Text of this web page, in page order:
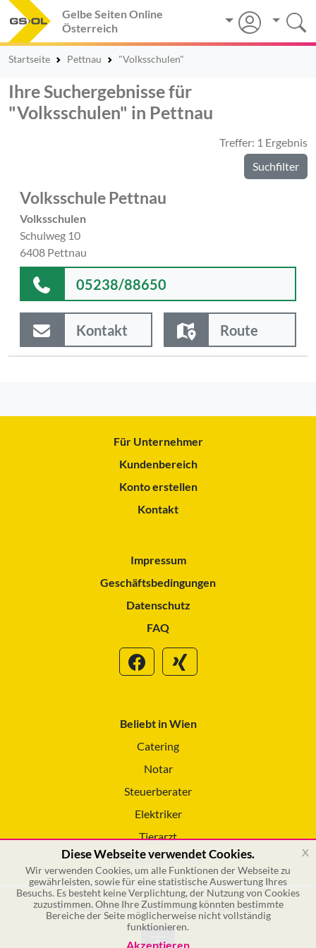
Gelbe Seiten Online
Österreich
Startseite Pettnau "Volksschulen"
Ihre Suchergebnisse für
"Volksschulen" in Pettnau
Treffer: 1 Ergebnis
Suchfilter
Volksschule Pettnau
Volksschulen
Schulweg 10
6408 Pettnau
05238/88650
Kontakt Route
Für Unternehmer
Kundenbereich
Konto erstellen
Kontakt
Impressum
Geschäftsbedingungen
Datenschutz
FAQ
Beliebt in Wien
Catering
Notar
Steuerberater
Elektriker
Tierarzt
Reinigungsservice
© 2026 GSOL – Online Marketing GmbH
Diese Webseite verwendet Cookies.
Wir verwenden Cookies, um alle Funktionen der Webseite zu
gewährleisten, sowie für eine statistische Auswertung Ihres
Besuchs. Es besteht keine Verplichtung, der Nutzung von Cookies
zuzustimmen. Ohne Ihre Zustimmung könnten bestimmte
Bereiche der Seite möglicherweise nicht vollständig
funktionieren.
Akzeptieren
x